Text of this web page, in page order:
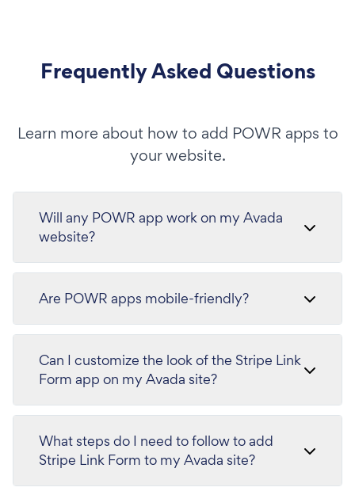
Frequently Asked Questions
Learn more about how to add POWR apps to
your website.
Will any POWR app work on my Avada
website?
Are POWR apps mobile-friendly?
Can I customize the look of the Stripe Link
Form app on my Avada site?
What steps do I need to follow to add
Stripe Link Form to my Avada site?